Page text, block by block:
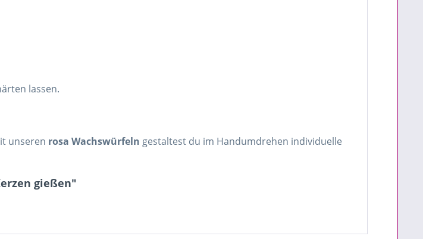
lassen.
unseren rosa Wachswürfeln gestaltest du im Handumdrehen individuelle
gießen"